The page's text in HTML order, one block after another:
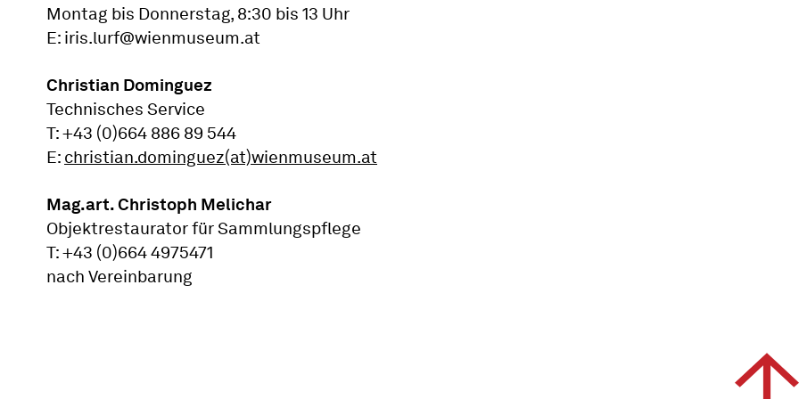
Montag bis Donnerstag, 8:30 bis 13 Uhr
E: iris.lurf@wienmuseum.at
Christian Dominguez
Technisches Service
T: +43 (0)664 886 89 544
E: christian.dominguez(at)wienmuseum.at
Mag.art. Christoph Melichar
Objektrestaurator für Sammlungspflege
T: +43 (0)664 4975471
nach Vereinbarung